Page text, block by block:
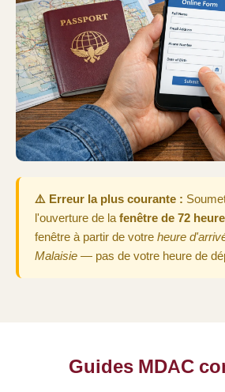
⚠️ Erreur la plus courante :
l'ouverture de lafenêtre de 72
fenêtre à partir de votre heure
Malaisie — pas de votre heure de
Guides MDAC